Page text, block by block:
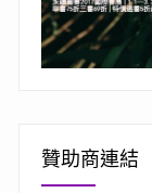
贊助商連結